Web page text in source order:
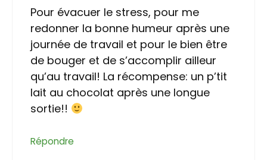
Pour évacuer le stress, pour me
redonner la bonne humeur après une
journée de travail et pour le bien être
de bouger et de s’accomplir ailleur
qu’au travail! La récompense: un p’tit
lait au chocolat après une longue
sortie!!
Répondre